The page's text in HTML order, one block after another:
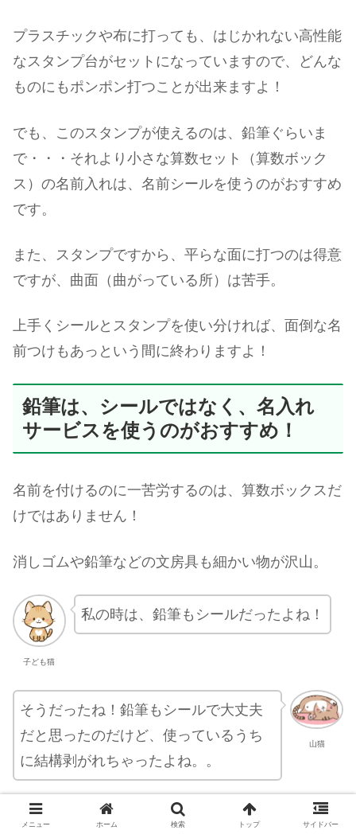
プラスチックや布に打っても、はじかれない高性能
なスタンプ台がセットになっていますので、どんな
ものにもポンポン打つことが出来ますよ！
でも、このスタンプが使えるのは、鉛筆ぐらいま
で・・・それより小さな算数セット（算数ボック
ス）の名前入れは、名前シールを使うのがおすすめ
です。
また、スタンプですから、平らな面に打つのは得意
ですが、曲面（曲がっている所）は苦手。
上手くシールとスタンプを使い分ければ、面倒な名
前つけもあっという間に終わりますよ！
鉛筆は、シールではなく、名入れ
サービスを使うのがおすすめ！
名前を付けるのに一苦労するのは、算数ボックスだ
けではありません！
消しゴムや鉛筆などの文房具も細かい物が沢山。
子ども猫
私の時は、鉛筆もシールだったよね！
山猫
そうだったね！鉛筆もシールで大丈夫
だと思ったのだけど、使っているうち
に結構剥がれちゃったよね。。
鉛筆は、筆箱とかでこすれるからね。
メニュー ホーム 検索 トップ サイドバー